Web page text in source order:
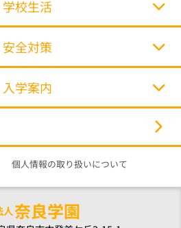
学校生活
安全対策
入学案内
個人情報の取り扱いについて
人奈良学園